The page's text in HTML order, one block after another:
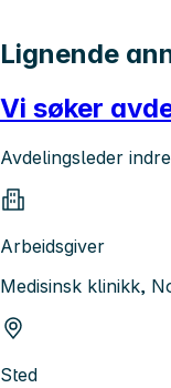
Lignende
Vi søker
Avdelingsleder
Arbeidsgiver
Medisinsk klinikk,
Sted